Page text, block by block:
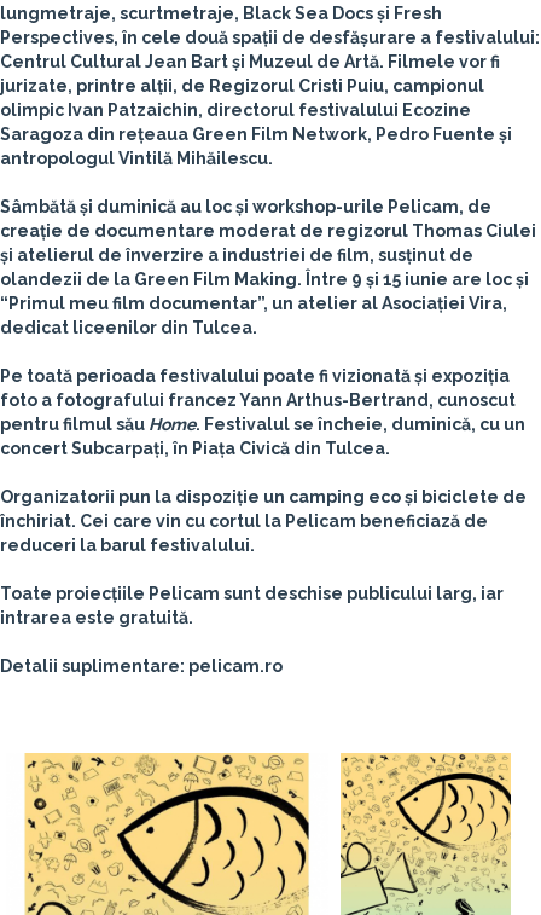
lungmetraje, scurtmetraje, Black Sea Docs și Fresh
Perspectives, în cele două spații de desfășurare a festivalului:
Centrul Cultural Jean Bart și Muzeul de Artă. Filmele vor fi
jurizate, printre alții, de Regizorul Cristi Puiu, campionul
olimpic Ivan Patzaichin, directorul festivalului Ecozine
Saragoza din rețeaua Green Film Network, Pedro Fuente și
antropologul Vintilă Mihăilescu.
Sâmbătă și duminică au loc și workshop-urile Pelicam, de
creație de documentare moderat de regizorul Thomas Ciulei
și atelierul de înverzire a industriei de film, susținut de
olandezii de la Green Film Making. Între 9 și 15 iunie are loc și
“Primul meu film documentar”, un atelier al Asociației Vira,
dedicat liceenilor din Tulcea.
Pe toată perioada festivalului poate fi vizionată și expoziția
foto a fotografului francez Yann Arthus-Bertrand, cunoscut
pentru filmul său Home. Festivalul se încheie, duminică, cu un
concert Subcarpați, în Piața Civică din Tulcea.
Organizatorii pun la dispoziție un camping eco și biciclete de
închiriat. Cei care vin cu cortul la Pelicam beneficiază de
reduceri la barul festivalului.
Toate proiecțiile Pelicam sunt deschise publicului larg, iar
intrarea este gratuită.
Detalii suplimentare: pelicam.ro